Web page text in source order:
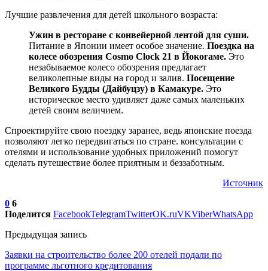
Лучшие развлечения для детей школьного возраста:
Ужин в ресторане с конвейерной лентой для суши.
Питание в Японии имеет особое значение. Поездка на
колесе обозрения Cosmo Clock 21 в Йокогаме. Это
незабываемое колесо обозрения предлагает
великолепные виды на город и залив. Посещение
Великого Будды (Дайбуцзу) в Камакуре. Это
историческое место удивляет даже самых маленьких
детей своим величием.
Спроектируйте свою поездку заранее, ведь японские поезда
позволяют легко передвигаться по стране. консультации с
отелями и использование удобных приложений помогут
сделать путешествие более приятным и беззаботным.
Источник
0 6
Поделится FacebookTelegramTwitterOK.ruVKViberWhatsApp
Предыдущая запись
Заявки на строительство более 200 отелей подали по
программе льготного кредитования